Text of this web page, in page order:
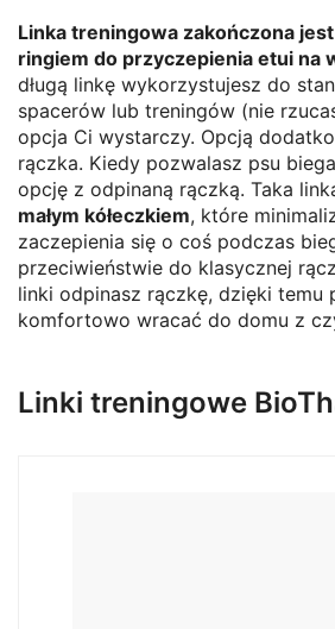
Linka treningowa zakończona
ringiem do przyczepienia etui na
długą linkę wykorzystujesz do
spacerów lub treningów (nie
opcja Ci wystarczy. Opcją
rączka. Kiedy pozwalasz psu
opcję z odpinaną rączką. Taka
małym kółeczkiem, które
zaczepienia się o coś podczas
przeciwieństwie do klasycznej
linki odpinasz rączkę, dzięki temu
komfortowo wracać do domu z
Linki treningowe